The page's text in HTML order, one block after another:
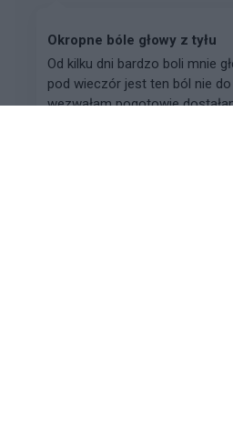
Okropne bóle głowy z tyłu
Od kilku dni bardzo boli mnie
pod wieczór jest ten ból nie
wezwałam pogotowie